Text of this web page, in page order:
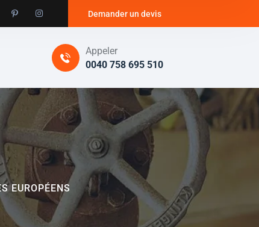
Demander un devis
Appeler
0040 758 695 510
EUROPÉENS